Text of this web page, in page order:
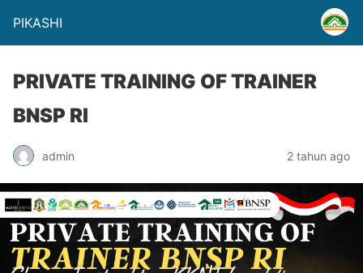
PIKASHI
PRIVATE TRAINING OF TRAINER
BNSP RI
admin 2 tahun ago